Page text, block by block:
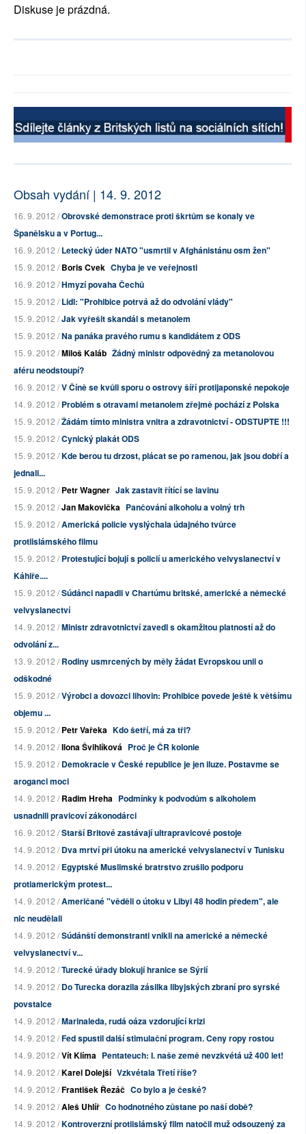
Diskuse je prázdná.
Obsah vydání | 14. 9. 2012
16. 9. 2012 /Obrovské demonstrace proti škrtům se konaly ve
Španělsku a v Portug...
16. 9. 2012 /Letecký úder NATO "usmrtil v Afghánistánu osm žen"
15. 9. 2012 /Boris Cvek Chyba je ve veřejnosti
16. 9. 2012 /Hmyzí povaha Čechů
15. 9. 2012 /Lidl: "Prohibice potrvá až do odvolání vlády"
15. 9. 2012 /Jak vyřešit skandál s metanolem
15. 9. 2012 /Na panáka pravého rumu s kandidátem z ODS
15. 9. 2012 /Miloš Kaláb Žádný ministr odpovědný za metanolovou
aféru neodstoupí?
16. 9. 2012 /V Číně se kvůli sporu o ostrovy šíří protijaponské nepokoje
14. 9. 2012 /Problém s otravami metanolem zřejmě pochází z Polska
15. 9. 2012 /Žádám tímto ministra vnitra a zdravotnictví - ODSTUPTE !!!
15. 9. 2012 /Cynický plakát ODS
15. 9. 2012 /Kde berou tu drzost, plácat se po ramenou, jak jsou dobří a
jednali...
15. 9. 2012 /Petr Wagner Jak zastavit řítící se lavinu
15. 9. 2012 /Jan Makovička Pančování alkoholu a volný trh
15. 9. 2012 /Americká policie vyslýchala údajného tvůrce
protiislámského filmu
15. 9. 2012 /Protestující bojují s policií u amerického velvyslanectví v
Káhiře....
15. 9. 2012 /Súdánci napadli v Chartúmu britské, americké a německé
velvyslanectví
14. 9. 2012 /Ministr zdravotnictví zavedl s okamžitou platností až do
odvolání z...
13. 9. 2012 /Rodiny usmrcených by měly žádat Evropskou unii o
odškodné
15. 9. 2012 /Výrobci a dovozci lihovin: Prohibice povede ještě k většímu
objemu ...
15. 9. 2012 /Petr Vařeka Kdo šetří, má za tři?
14. 9. 2012 /Ilona Švihlíková Proč je ČR kolonie
15. 9. 2012 /Demokracie v České republice je jen iluze. Postavme se
aroganci moci
14. 9. 2012 /Radim Hreha Podmínky k podvodům s alkoholem
usnadnili pravicoví zákonodárci
16. 9. 2012 /Starší Britové zastávají ultrapravicové postoje
14. 9. 2012 /Dva mrtví při útoku na americké velvyslanectví v Tunisku
14. 9. 2012 /Egyptské Muslimské bratrstvo zrušilo podporu
protiamerickým protest...
14. 9. 2012 /Američané "věděli o útoku v Libyi 48 hodin předem", ale
nic neudělali
14. 9. 2012 /Súdánští demonstranti vnikli na americké a německé
velvyslanectví v...
14. 9. 2012 /Turecké úřady blokují hranice se Sýrií
14. 9. 2012 /Do Turecka dorazila zásilka libyjských zbraní pro syrské
povstalce
14. 9. 2012 /Marinaleda, rudá oáza vzdorující krizi
14. 9. 2012 /Fed spustil další stimulační program. Ceny ropy rostou
14. 9. 2012 /Vít Klíma Pentateuch: I. naše země nevzkvétá už 400 let!
14. 9. 2012 /Karel Dolejší Vzkvétala Třetí říše?
14. 9. 2012 /František Řezáč Co bylo a je české?
14. 9. 2012 /Aleš Uhlíř Co hodnotného zůstane po naší době?
14. 9. 2012 /Kontroverzní protiislámský film natočil muž odsouzený za